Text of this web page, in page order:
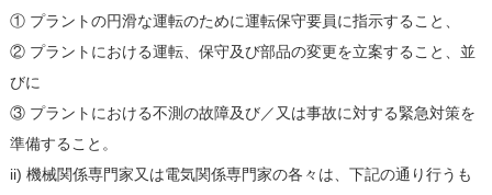
① プラントの円滑な運転のために運転保守要員に指示すること、
② プラントにおける運転、保守及び部品の変更を立案すること、並
びに
③ プラントにおける不測の故障及び／又は事故に対する緊急対策を
準備すること。
ii) 機械関係専門家又は電気関係専門家の各々は、下記の通り行うも